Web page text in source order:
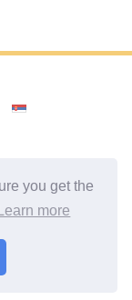
you get the
Learn more
Статті